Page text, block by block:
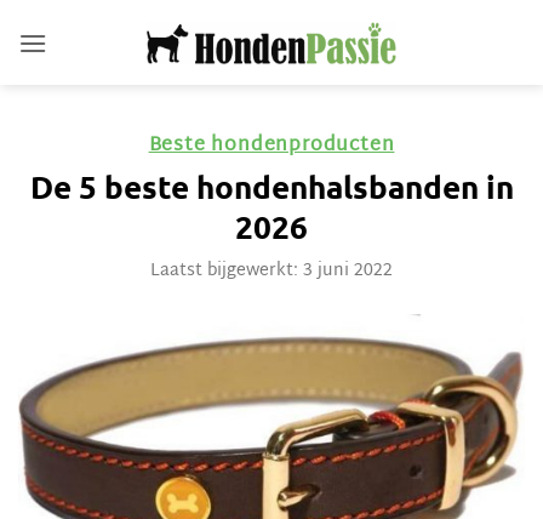
naar
Beste hondenproducten
De 5 beste hondenhalsbanden in
2026
Laatst bijgewerkt: 3 juni 2022